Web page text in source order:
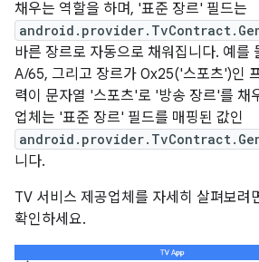
채우는 역할을 하며, '표준 장르' 필드는
바른 장르로 자동으로 채워집니다. 예를
A/65, 그리고 장르가 0x25('스포츠')인
력이 문자열 '스포츠'로 '방송 장르'를 채
업체는 '표준 장르' 필드를 매핑된 값인
니다.
TV 서비스 제공업체를 자세히 살펴보려
확인하세요.